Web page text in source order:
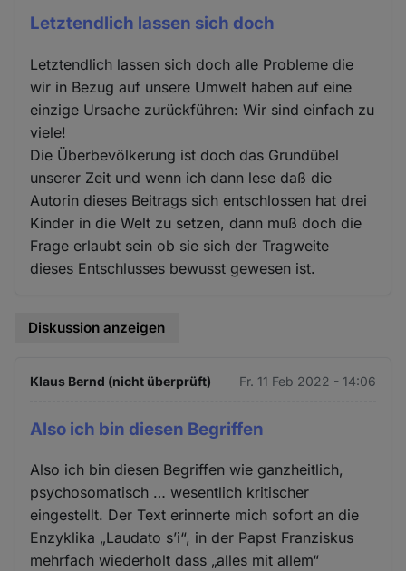
Letztendlich lassen sich doch
Letztendlich lassen sich doch alle Probleme die
wir in Bezug auf unsere Umwelt haben auf eine
einzige Ursache zurückführen: Wir sind einfach zu
viele!
Die Überbevölkerung ist doch das Grundübel
unserer Zeit und wenn ich dann lese daß die
Autorin dieses Beitrags sich entschlossen hat drei
Kinder in die Welt zu setzen, dann muß doch die
Frage erlaubt sein ob sie sich der Tragweite
dieses Entschlusses bewusst gewesen ist.
Diskussion anzeigen
Klaus Bernd (nicht überprüft) Fr. 11 Feb 2022 - 14:06
Also ich bin diesen Begriffen
Also ich bin diesen Begriffen wie ganzheitlich,
psychosomatisch … wesentlich kritischer
eingestellt. Der Text erinnerte mich sofort an die
Enzyklika „Laudato s’i“, in der Papst Franziskus
mehrfach wiederholt dass „alles mit allem“
Cookies